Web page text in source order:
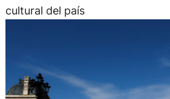
cultural del país